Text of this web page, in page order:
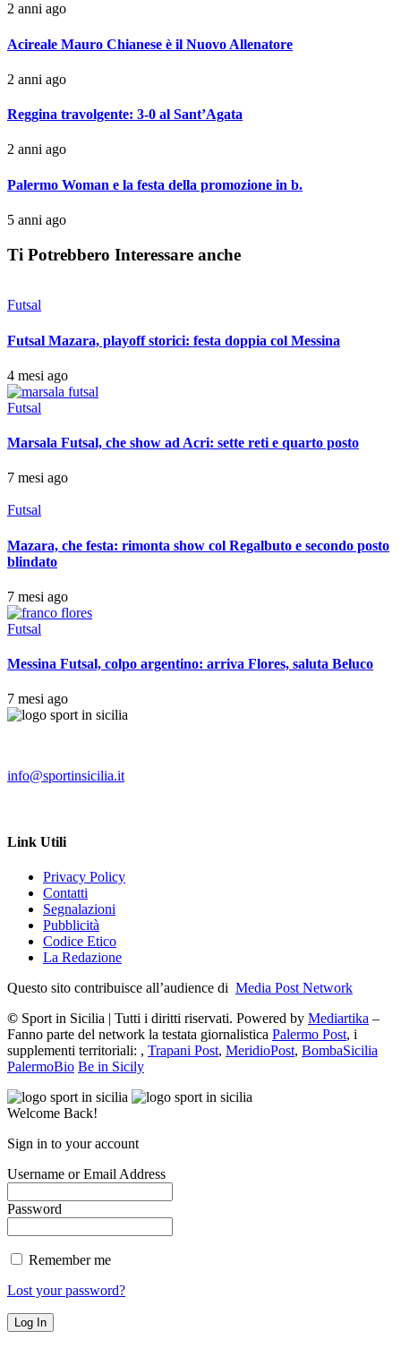
2 anni ago
Acireale Mauro Chianese è il Nuovo Allenatore
2 anni ago
Reggina travolgente: 3-0 al Sant’Agata
2 anni ago
Palermo Woman e la festa della promozione in b.
5 anni ago
Ti Potrebbero Interessare anche
Futsal
Futsal Mazara, playoff storici: festa doppia col Messina
4 mesi ago
Futsal
Marsala Futsal, che show ad Acri: sette reti e quarto posto
7 mesi ago
Futsal
Mazara, che festa: rimonta show col Regalbuto e secondo posto
blindato
7 mesi ago
Futsal
Messina Futsal, colpo argentino: arriva Flores, saluta Beluco
7 mesi ago
info@sportinsicilia.it
Link Utili
Privacy Policy
Contatti
Segnalazioni
Pubblicità
Codice Etico
La Redazione
Questo sito contribuisce all’audience di Media Post Network
© Sport in Sicilia | Tutti i diritti riservati. Powered by Mediartika –
Fanno parte del network la testata giornalistica Palermo Post, i
supplementi territoriali: , Trapani Post, MeridioPost, BombaSicilia
PalermoBio Be in Sicily
Welcome Back!
Sign in to your account
Username or Email Address
Password
Remember me
Lost your password?